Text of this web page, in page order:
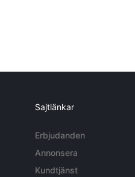
Sajtlänkar
Erbjudanden
Annonsera
Kundtjänst